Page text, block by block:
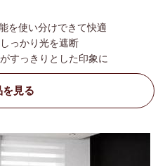
を使い分けできて快適
っかり光を遮断
すっきりとした印象に
見る